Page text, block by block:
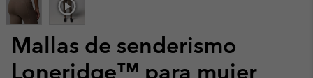
Mallas de senderismo
Loneridge™ para mujer